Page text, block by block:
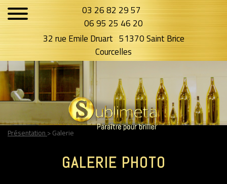
03 26 82 29 57
06 95 25 46 20
32 rue Emile Druart 51370 Saint Brice
Courcelles
Présentation > Galerie
GALERIE PHOTO